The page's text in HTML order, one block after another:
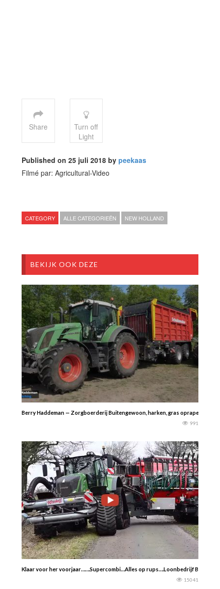
Share
Turn off
Light
Published on 25 juli 2018 by peekaas
Filmé par: Agricultural-Video
CATEGORY ALLE CATEGORIEËN NEW HOLLAND
BEKIJK OOK DEZE
Berry Haddeman — Zorgboerderij Buitengewoon, harken, gras oprapen en
991
Klaar voor her voorjaar…….Supercombi…Alles op rups….Loonbedrijf
15041